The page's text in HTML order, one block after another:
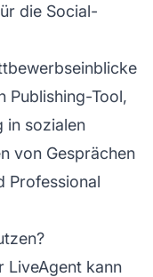
die Social-
Publishing-Tool,
in sozialen
von Gesprächen
Professional
LiveAgent kann